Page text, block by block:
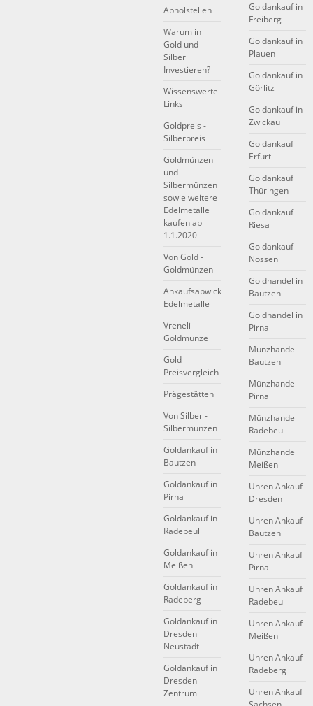
Abholstellen
Warum in
Gold und
Silber
Investieren?
Wissenswerte
Links
Goldpreis -
Silberpreis
Goldmünzen
und
Silbermünzen
sowie weitere
Edelmetalle
kaufen ab
1.1.2020
Von Gold -
Goldmünzen
Ankaufsabwicklung
Edelmetalle
Vreneli
Goldmünze
Gold
Preisvergleich
Prägestätten
Von Silber -
Silbermünzen
Goldankauf in
Bautzen
Goldankauf in
Pirna
Goldankauf in
Radebeul
Goldankauf in
Meißen
Goldankauf in
Radeberg
Goldankauf in
Dresden
Neustadt
Goldankauf in
Dresden
Zentrum
Goldankauf in
Freiberg
Goldankauf in
Plauen
Goldankauf in
Görlitz
Goldankauf in
Zwickau
Goldankauf
Erfurt
Goldankauf
Thüringen
Goldankauf
Riesa
Goldankauf
Nossen
Goldhandel in
Bautzen
Goldhandel in
Pirna
Münzhandel
Bautzen
Münzhandel
Pirna
Münzhandel
Radebeul
Münzhandel
Meißen
Uhren Ankauf
Dresden
Uhren Ankauf
Bautzen
Uhren Ankauf
Pirna
Uhren Ankauf
Radebeul
Uhren Ankauf
Meißen
Uhren Ankauf
Radeberg
Uhren Ankauf